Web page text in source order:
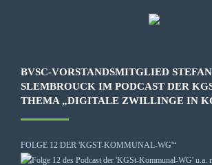
BVSC-VORSTANDSMITGLIED STEFAN
SLEMBROUCK IM PODCAST DER
THEMA „DIGITALE ZWILLINGE IN
FOLGE 12 DER 'KGST-KOMMUNAL-WG'“